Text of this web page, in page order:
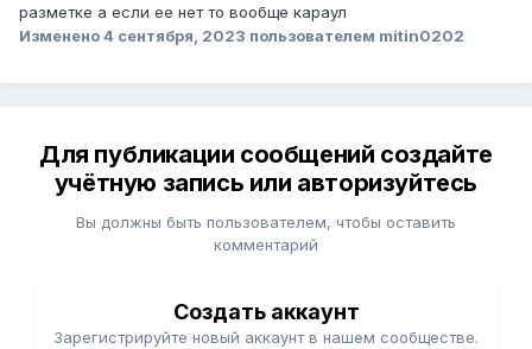
разметке а если ее нет то вообще караул
Изменено4 сентября, 2023 пользователем mitin0202
Для публикации сообщений создайте
учётную запись или авторизуйтесь
Вы должны быть пользователем, чтобы оставить
комментарий
Создать аккаунт
Зарегистрируйте новый аккаунт в нашем сообществе.